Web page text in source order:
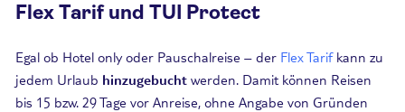
Flex Tarif und TUI Protect
Egal ob Hotel only oder Pauschalreise – der Flex Tarifkann zu
jedem Urlaub hinzugebucht werden. Damit können Reisen
bis 15 bzw. 29 Tage vor Anreise, ohne Angabe von Gründen